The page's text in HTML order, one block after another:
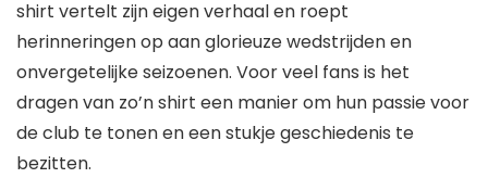
shirt vertelt zijn eigen verhaal en roept
herinneringen op aan glorieuze wedstrijden en
onvergetelijke seizoenen. Voor veel fans is het
dragen van zo’n shirt een manier om hun passie voor
de club te tonen en een stukje geschiedenis te
bezitten.